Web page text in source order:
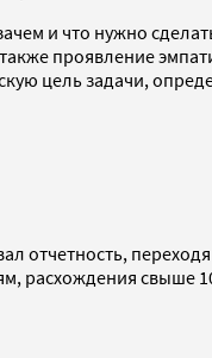
и что нужно
проявление
цель задачи,
свыше